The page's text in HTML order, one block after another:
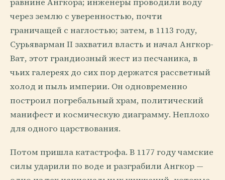
через землю с уверенностью, почти
граничащей с наглостью; затем, в 1113 году,
Сурьяварман II захватил власть и начал Ангкор-
Ват, этот грандиозный жест из песчаника, в
чьих галереях до сих пор держатся рассветный
холод и пыль империи. Он одновременно
построил погребальный храм, политический
манифест и космическую диаграмму. Неплохо
для одного царствования.
Потом пришла катастрофа. В 1177 году чамские
силы ударили по воде и разграбили Ангкор —